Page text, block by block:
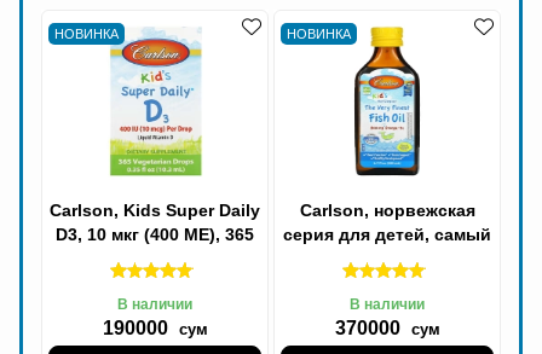
НОВИНКА
Carlson, Kids Super Daily
D3, 10 мкг (400 МЕ), 365
вегетарианских капель,
10,3
В наличии
190000 сум
НОВИНКА
Carlson, норвежская
серия для детей, самый
лучший рыбий жир
Омега, натуральный
В наличии
370000 сум